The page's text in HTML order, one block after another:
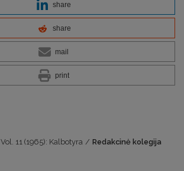
share
share
mail
print
Vol. 11 (1965): Kalbotyra / Redakcinė kolegija